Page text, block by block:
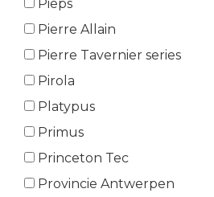
Pieps
Pierre Allain
Pierre Tavernier series
Pirola
Platypus
Primus
Princeton Tec
Provincie Antwerpen